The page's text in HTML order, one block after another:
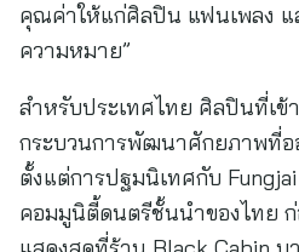
คุณค่าให้แก่ศิลปิน แฟนเพลง
ความหมาย”
สำหรับประเทศไทย ศิลปินที่เข้
กระบวนการพัฒนาศักยภาพที่อ
ตั้งแต่การปฐมนิเทศกับ
คอมมูนิตี้ดนตรีชั้นนำของไทย